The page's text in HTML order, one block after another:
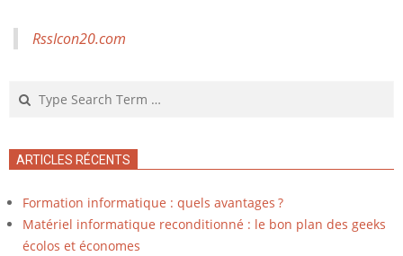
RssIcon20.com
ARTICLES RÉCENTS
Formation informatique : quels avantages ?
Matériel informatique reconditionné : le bon plan des geeks
écolos et économes